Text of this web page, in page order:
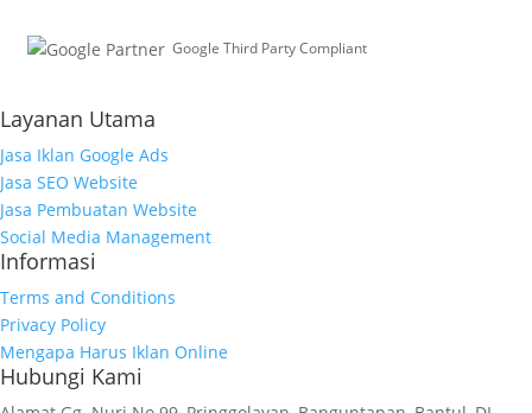
Google Third Party Compliant
Layanan Utama
Jasa Iklan Google Ads
Jasa SEO Website
Jasa Pembuatan Website
Social Media Management
Informasi
Terms and Conditions
Privacy Policy
Mengapa Harus Iklan Online
Hubungi Kami